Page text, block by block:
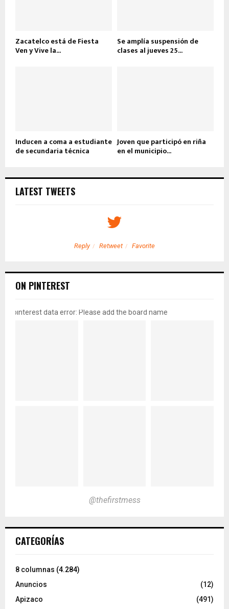
Zacatelco está de Fiesta
Ven y Vive la...
Se amplía suspensión de
clases al jueves 25...
Inducen a coma a estudiante
de secundaria técnica
Joven que participó en riña
en el municipio...
LATEST TWEETS
Reply Retweet Favorite
ON PINTEREST
pinterest data error: Please add the board name
@thefirstmess
CATEGORÍAS
8 columnas (4.284)
Anuncios
(12)
Apizaco
(491)